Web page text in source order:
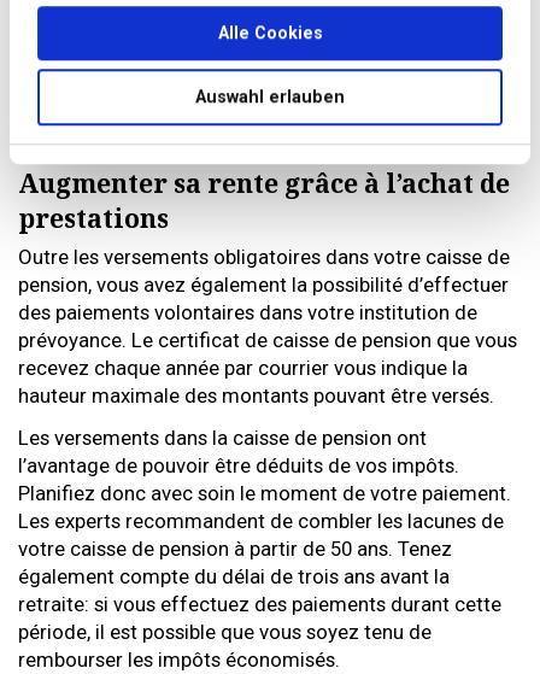
Alle Cookies
Auswahl erlauben
Augmenter sa rente grâce à l’achat de
prestations
Outre les versements obligatoires dans votre caisse de
pension, vous avez également la possibilité d’effectuer
des paiements volontaires dans votre institution de
prévoyance. Le certificat de caisse de pension que vous
recevez chaque année par courrier vous indique la
hauteur maximale des montants pouvant être versés.
Les versements dans la caisse de pension ont
l’avantage de pouvoir être déduits de vos impôts.
Planifiez donc avec soin le moment de votre paiement.
Les experts recommandent de combler les lacunes de
votre caisse de pension à partir de 50 ans. Tenez
également compte du délai de trois ans avant la
retraite: si vous effectuez des paiements durant cette
période, il est possible que vous soyez tenu de
rembourser les impôts économisés.